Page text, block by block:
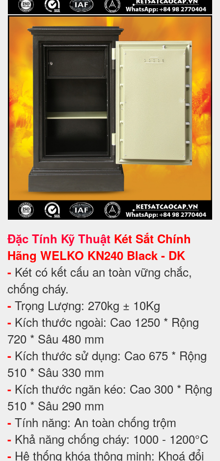
Đặc Tính Kỹ Thuật Két Sắt Chính
Hãng WELKO KN240 Black - DK
- Két có kết cấu an toàn vững chắc,
chống cháy.
- Trọng Lượng: 270kg ± 10Kg
- Kích thước ngoài: Cao 1250 * Rộng
720 * Sâu 480 mm
- Kích thước sử dụng: Cao 675 * Rộng
510 * Sâu 330 mm
- Kích thước ngăn kéo: Cao 300 * Rộng
510 * Sâu 290 mm
- Tính năng: An toàn chống trộm
- Khả năng chống cháy: 1000 - 1200°C
- Hệ thống khóa thông minh: Khoá đổi